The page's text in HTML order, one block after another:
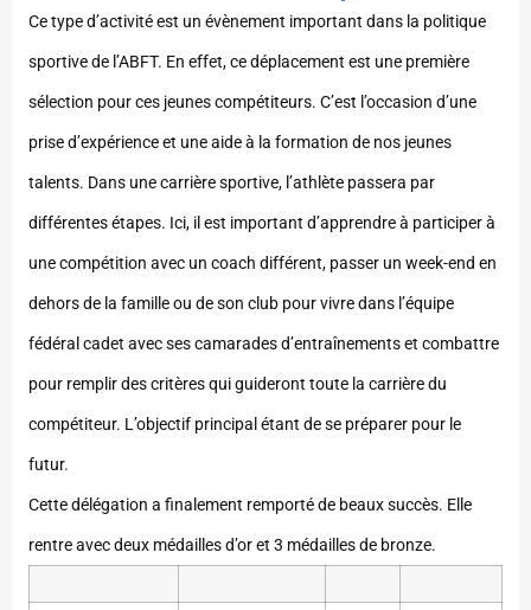
Ce type d’activité est un évènement important dans la politique
sportive de l’ABFT. En effet, ce déplacement est une première
sélection pour ces jeunes compétiteurs. C’est l’occasion d’une
prise d’expérience et une aide à la formation de nos jeunes
talents. Dans une carrière sportive, l’athlète passera par
différentes étapes. Ici, il est important d’apprendre à participer à
une compétition avec un coach différent, passer un week-end en
dehors de la famille ou de son club pour vivre dans l’équipe
fédéral cadet avec ses camarades d’entraînements et combattre
pour remplir des critères qui guideront toute la carrière du
compétiteur. L’objectif principal étant de se préparer pour le
futur.
Cette délégation a finalement remporté de beaux succès. Elle
rentre avec deux médailles d’or et 3 médailles de bronze.